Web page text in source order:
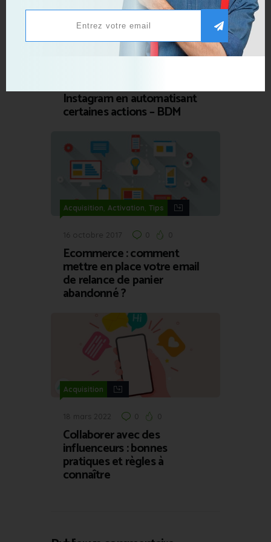
Acquisition,Activation,Live Growth,
Tips, Tools
0
Instagram en automatisant
certaines actions – BDM
Acquisition, Activation, Tips
16 octobre 2017 0 0
Ecommerce : comment
mettre en place votre email
de relance de panier
abandonné ?
Acquisition
18 mars 2022 0 0
Collaborer avec des
influenceurs : bonnes
pratiques et règles à
connaître